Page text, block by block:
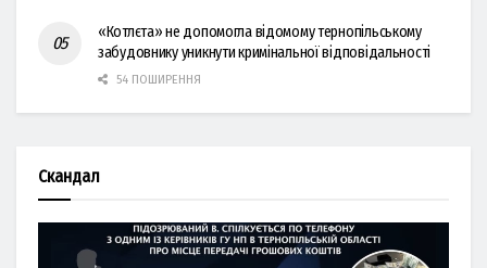
«Котлєта» не допомогла відомому тернопільському
забудовнику уникнути кримінальної відповідальності
54 ПОШИРЕННЯ
Скандал